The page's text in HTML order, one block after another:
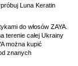
Luna Keratin
do włosów ZAYA.
terenie całej Ukrainy
można kupić
znanych